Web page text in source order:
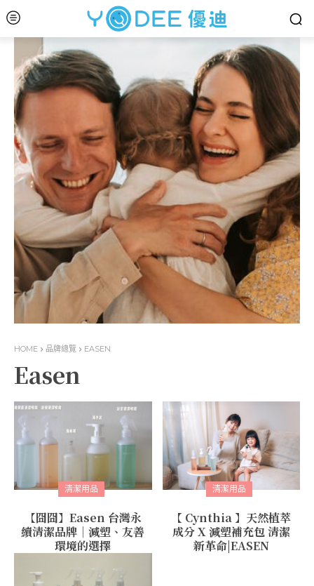
HOME 品牌總覽 EASEN
Easen
清潔用品
【囧囧】Easen 台灣永
續清潔品牌｜減塑、友善
環境的選擇
清潔用品
【 Cynthia 】天然植萃
成分 X 減塑補充包 清潔
新革命|EASEN